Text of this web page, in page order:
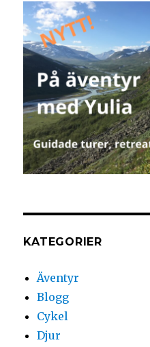
KATEGORIER
Äventyr
Blogg
Cykel
Djur